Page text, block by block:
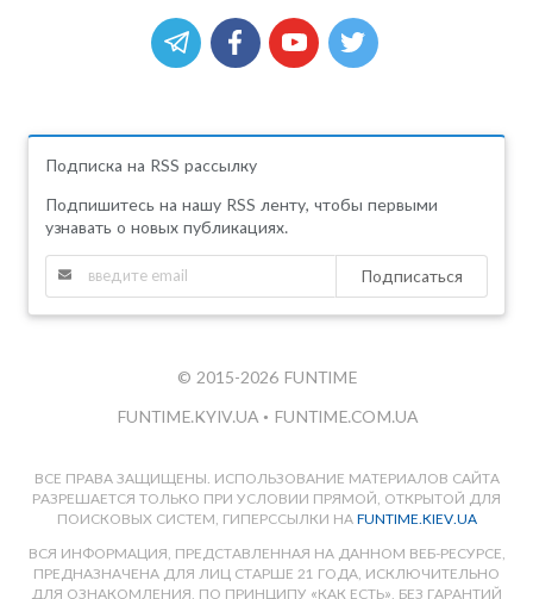
Подписка на RSS рассылку
Подпишитесь на нашу RSS ленту, чтобы первыми
узнавать о новых публикациях.
Подписаться
© 2015-2026 FUNTIME
FUNTIME.KYIV.UA • FUNTIME.COM.UA
ВСЕ ПРАВА ЗАЩИЩЕНЫ. ИСПОЛЬЗОВАНИЕ МАТЕРИАЛОВ САЙТА
РАЗРЕШАЕТСЯ ТОЛЬКО ПРИ УСЛОВИИ ПРЯМОЙ, ОТКРЫТОЙ ДЛЯ
ПОИСКОВЫХ СИСТЕМ, ГИПЕРССЫЛКИ НА FUNTIME.KIEV.UA
ВСЯ ИНФОРМАЦИЯ, ПРЕДСТАВЛЕННАЯ НА ДАННОМ ВЕБ-РЕСУРСЕ,
ПРЕДНАЗНАЧЕНА ДЛЯ ЛИЦ СТАРШЕ 21 ГОДА, ИСКЛЮЧИТЕЛЬНО
ДЛЯ ОЗНАКОМЛЕНИЯ, ПО ПРИНЦИПУ «КАК ЕСТЬ», БЕЗ ГАРАНТИЙ